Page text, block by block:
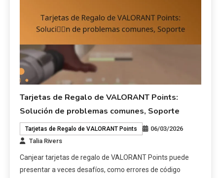
Tarjetas de Regalo de VALORANT Points:
Solución de problemas comunes, Soporte
Tarjetas de Regalo de VALORANT Points
06/03/2026
Talia Rivers
Canjear tarjetas de regalo de VALORANT Points puede
presentar a veces desafíos, como errores de código